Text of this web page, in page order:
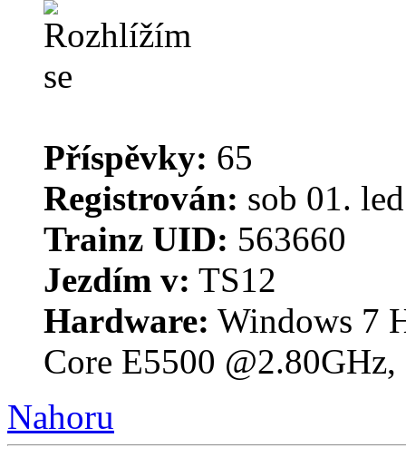
Příspěvky: 65
Registrován: sob 01.
Trainz UID: 563660
Jezdím v: TS12
Hardware: Windows 7
Core E5500
Nahoru